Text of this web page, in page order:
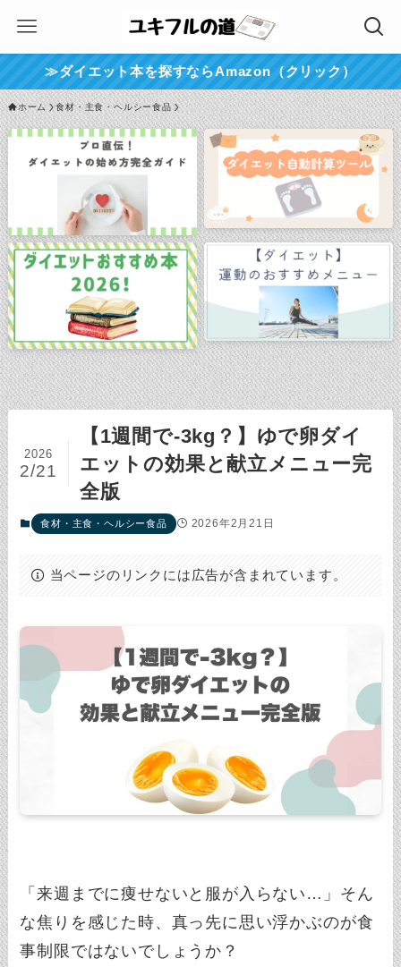
≫ダイエット本を探すならAmazon（クリック）
ホーム 食材・主食・ヘルシー食品
【1週間で-3kg？】ゆで卵ダイ
エットの効果と献立メニュー完
全版
2026
2/21
食材・主食・ヘルシー食品 2026年2月21日
当ページのリンクには広告が含まれています。
「来週までに痩せないと服が入らない…」そん
な焦りを感じた時、真っ先に思い浮かぶのが食
事制限ではないでしょうか？